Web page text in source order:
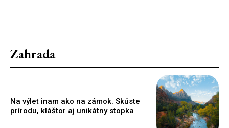
Zahrada
Na výlet inam ako na zámok. Skúste
prírodu, kláštor aj unikátny stopka